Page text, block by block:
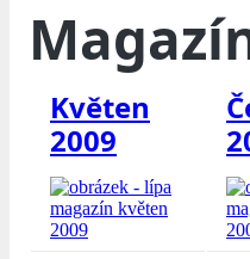
Květen
2009